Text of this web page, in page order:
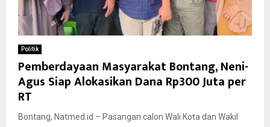
Politik
Pemberdayaan Masyarakat Bontang, Neni-
Agus Siap Alokasikan Dana Rp300 Juta per
RT
Bontang, Natmed.id – Pasangan calon Wali Kota dan Wakil